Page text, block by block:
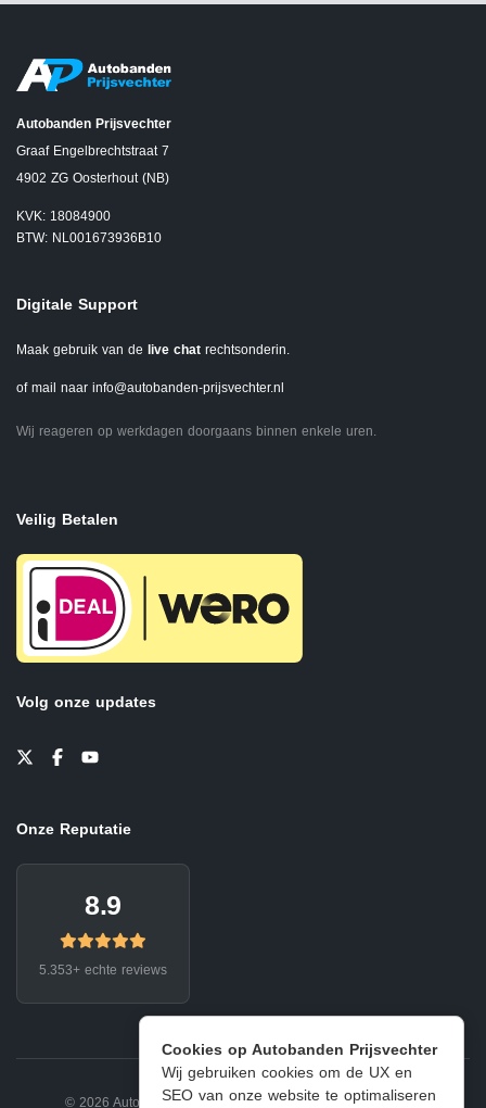
Cookies op Autobanden Prijsvechter
Wij gebruiken cookies om de UX en
SEO van onze website te optimaliseren
Autobanden Prijsvechter
Graaf Engelbrechtstraat 7
4902 ZG Oosterhout (NB)
KVK: 18084900
BTW: NL001673936B10
Digitale Support
Maak gebruik van de live chat rechtsonderin.
of mail naar info@autobanden-prijsvechter.nl
Wij reageren op werkdagen doorgaans binnen enkele uren.
Veilig Betalen
Volg onze updates
Onze Reputatie
8.9
5.353+ echte reviews
© 2026 Autobanden Prijsvechter. Privacy | Voorwaarden